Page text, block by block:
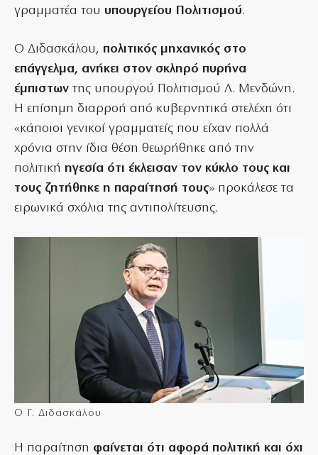
γραμματέα του υπουργείου Πολιτισμού.
Ο Διδασκάλου, πολιτικός μηχανικός στο
επάγγελμα, ανήκει στον σκληρό πυρήνα
έμπιστων της υπουργού Πολιτισμού Λ. Μενδώνη.
Η επίσημη διαρροή από κυβερνητικά στελέχη ότι
«κάποιοι γενικοί γραμματείς που είχαν πολλά
χρόνια στην ίδια θέση θεωρήθηκε από την
πολιτική ηγεσία ότι έκλεισαν τον κύκλο τους και
τους ζητήθηκε η παραίτησή τους» προκάλεσε τα
ειρωνικά σχόλια της αντιπολίτευσης.
Ο Γ. Διδασκάλου
Η παραίτηση φαίνεται ότι αφορά πολιτική και όχι